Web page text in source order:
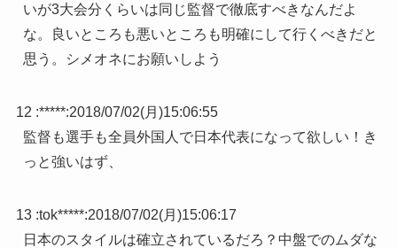
いが3大会分くらいは同じ監督で徹底すべきなんだよ
な。良いところも悪いところも明確にして行くべきだと
思う。シメオネにお願いしよう
12 :*****:2018/07/02(月)15:06:55
監督も選手も全員外国人で日本代表になって欲しい！き
っと強いはず、
13 :tok*****:2018/07/02(月)15:06:17
日本のスタイルは確立されているだろ？中盤でのムダな